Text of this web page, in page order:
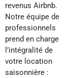
revenus Airbnb.
Notre équipe de
professionnels
prend en charge
l’intégralité de
votre location
saisonnière :
préventive et le
réapprovisionnement
automatique de
votre bien. Grâce
à nos standards
hôteliers
exigeants, nous
YourHostHelper
vous libère du
temps pour vous
concentrer sur
vos projets
personnels et
professionnels